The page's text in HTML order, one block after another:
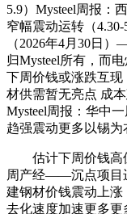
5.9）Mysteel周报：
窄幅震动运转（
（2026年4月30日
归Mysteel所有，而
下周价钱或涨跌互现
材供需暂无亮点 成
Mysteel周报：华中
趋强震动更多以锡为
估计下周价钱高位
周产经——沉点项目
建钢材价钱震动上涨
去化速度加速更多